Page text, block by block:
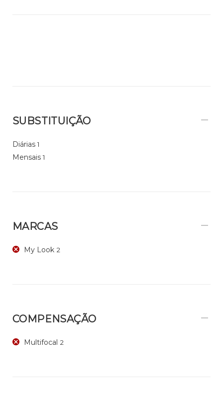
SUBSTITUIÇÃO
Diárias 1
Mensais 1
MARCAS
My Look 2
COMPENSAÇÃO
Multifocal 2